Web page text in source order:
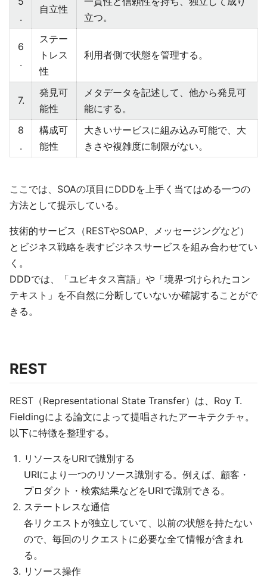
.
自立性
立つ。
6
.
ステー
トレス
性
利用者側で状態を管理する。
7.
発見可
能性
メタデータを記述して、他から発見可
能にする。
8
.
構成可
能性
大きいサービスに組み込み可能で、大
きさや複雑度に制限がない。
ここでは、SOAの項目にDDDを上手く当てはめる一つの
方法として提示している。
技術的サービス（RESTやSOAP、メッセージングなど）
とビジネス戦略を表すビジネスサービスを組み合わせてい
く。
DDDでは、「ユビキタス言語」や「境界づけられたコン
テキスト」を不自然に分断していないか確認することがで
きる。
REST
REST（Representational State Transfer）は、Roy T.
Fieldingによる論文によって提唱されたアーキテクチャ。
以下に特徴を整理する。
リソースをURIで識別する
URIにより一つのリソース識別する。例えば、顧客・
プロダクト・検索結果などをURIで識別できる。
ステートレスな通信
各リクエストが独立していて、以前の状態を持たない
ので、毎回のリクエストに必要な全て情報が含まれ
る。
リソース操作